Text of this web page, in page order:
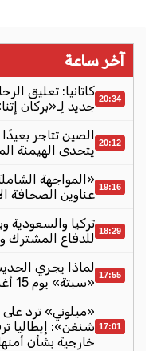
آخر ساعة
20:34 كاتانيا: تعليق
جديد لِـ«بركان
20:12 الصين تتاجر
يتحدى الهيمنة
19:16 «المواجهة
عناوين الصحافة
18:29 تركيا والسعودية
للدفاع المشترك
17:55 لماذا يجري
«سبتة» يوم 15 أغسطس؟
17:01
«ميلوني» ترد على
شنغن»: إيطاليا
خارجية بشأن